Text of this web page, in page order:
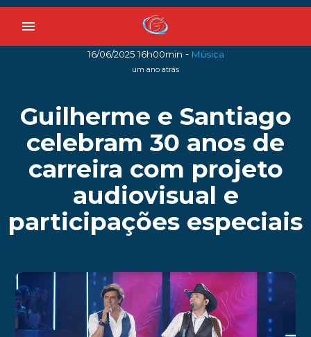
menu
16/06/2025 16h00min - Música
um ano atrás
Guilherme e Santiago
celebram 30 anos de
carreira com projeto
audiovisual e
participações especiais